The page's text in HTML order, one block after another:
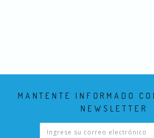
MANTENTE INFORMADO
NEWSLETTER